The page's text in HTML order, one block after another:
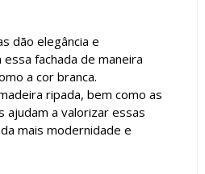
dão elegância e
fachada de maneira
a cor branca.
ripada, bem como as
ajudam a valorizar essas
mais modernidade e